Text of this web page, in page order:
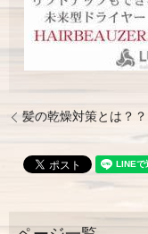
髪の乾燥対策とは？？